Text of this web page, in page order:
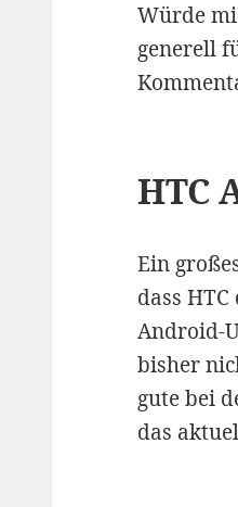
Würde
generell
HTC
Ein
dass
Android-
bisher
gute bei
das